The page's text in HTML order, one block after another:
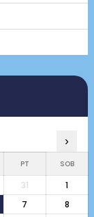
›
PT SOB
31
1
7
8